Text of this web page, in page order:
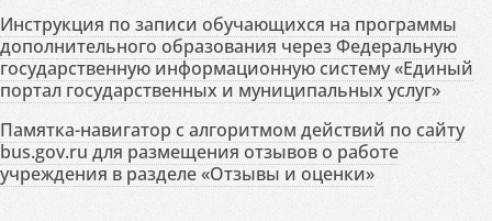
Инструкция по записи обучающихся на программы
дополнительного образования через Федеральную
государственную информационную систему «Единый
портал государственных и муниципальных услуг»
Памятка-навигатор с алгоритмом действий по сайту
bus.gov.ru для размещения отзывов о работе
учреждения в разделе «Отзывы и оценки»